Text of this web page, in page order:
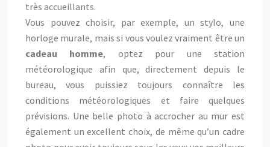
très accueillants.
Vous pouvez choisir, par exemple, un stylo, une
horloge murale, mais si vous voulez vraiment être un
cadeau homme, optez pour une station
météorologique afin que, directement depuis le
bureau, vous puissiez toujours connaître les
conditions météorologiques et faire quelques
prévisions. Une belle photo à accrocher au mur est
également un excellent choix, de même qu’un cadre